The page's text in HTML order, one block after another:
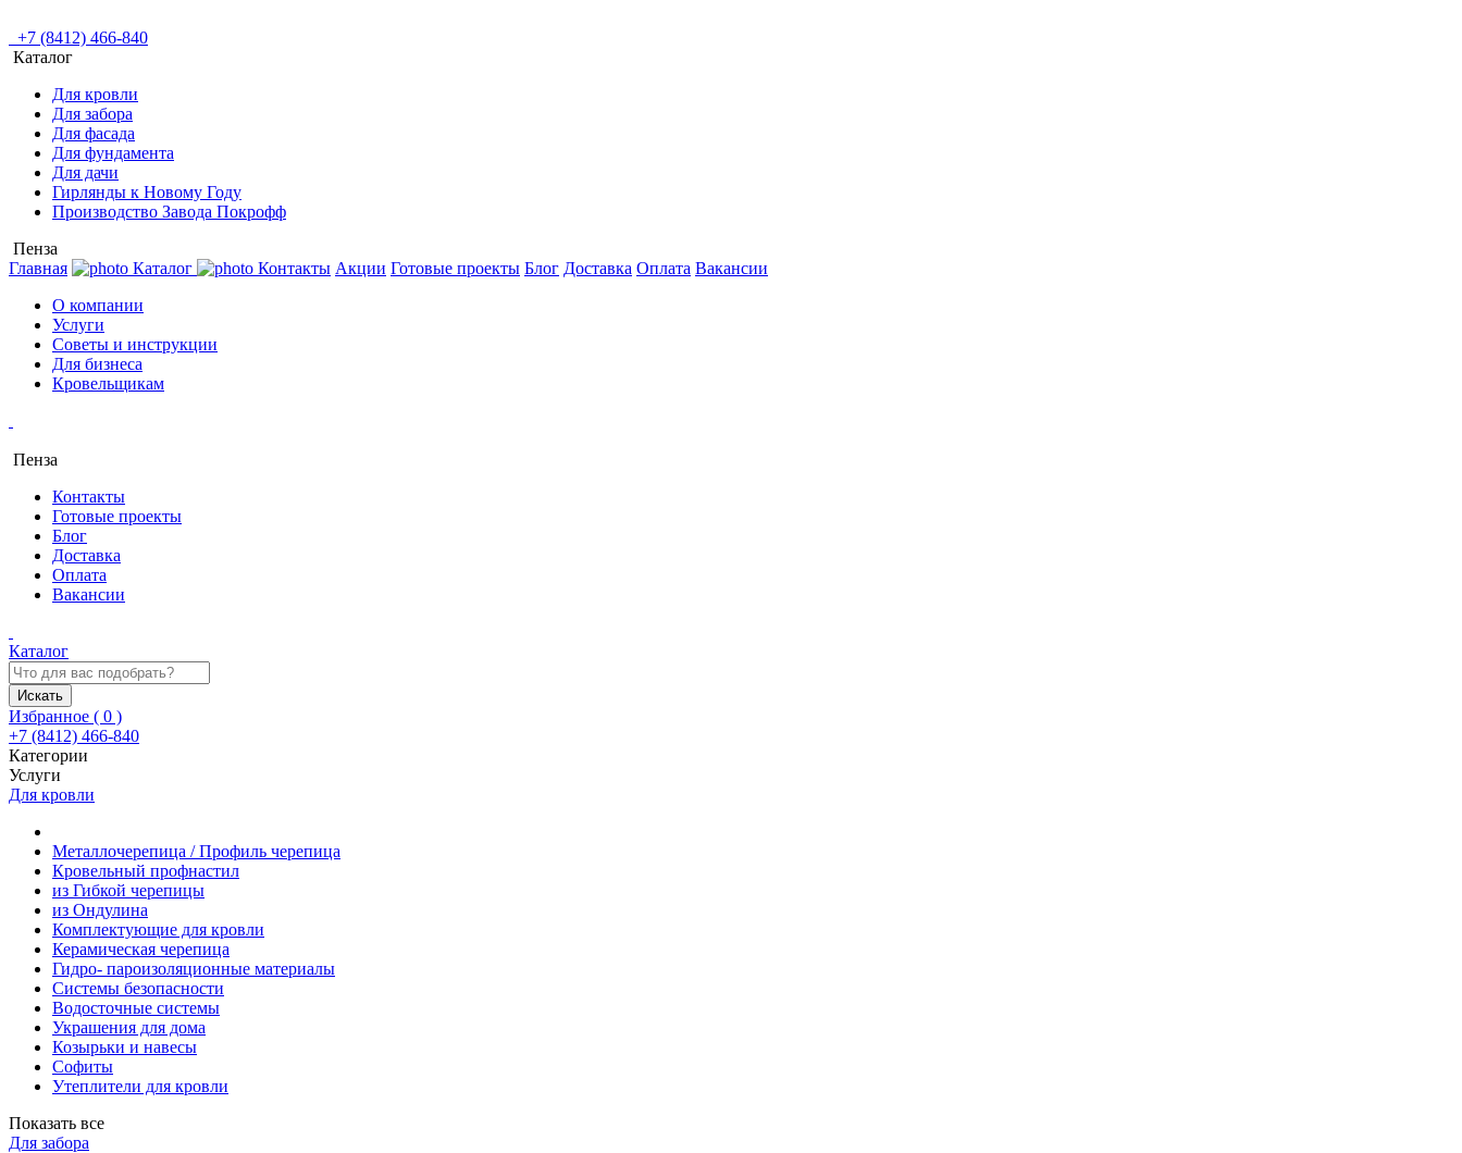
+7 (8412) 466-840
Каталог
Для кровли
Для забора
Для фасада
Для фундамента
Для дачи
Гирлянды к Новому Году
Производство Завода Покрофф
Пенза
Главная
Каталог Контакты Акции Готовые проекты Блог Доставка Оплата Вакансии
О компании
Услуги
Советы и инструкции
Для бизнеса
Кровельщикам
Пенза
Контакты
Готовые проекты
Блог
Доставка
Оплата
Вакансии
Каталог
Искать
Избранное ( 0 )
+7 (8412) 466-840
Категории
Услуги
Для кровли
Металлочерепица / Профиль черепица
Кровельный профнастил
из Гибкой черепицы
из Ондулина
Комплектующие для кровли
Керамическая черепица
Гидро- пароизоляционные материалы
Системы безопасности
Водосточные системы
Украшения для дома
Козырьки и навесы
Софиты
Утеплители для кровли
Показать все
Для забора